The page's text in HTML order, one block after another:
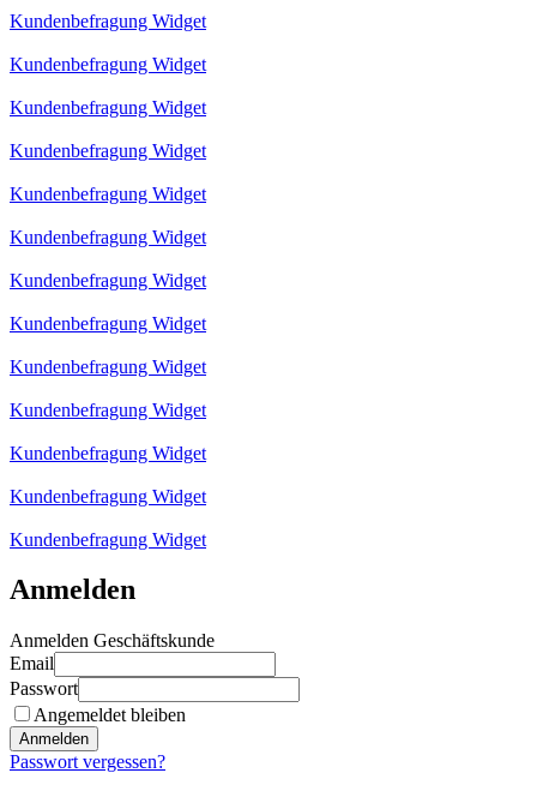
Kundenbefragung Widget
Kundenbefragung Widget
Kundenbefragung Widget
Kundenbefragung Widget
Kundenbefragung Widget
Kundenbefragung Widget
Kundenbefragung Widget
Kundenbefragung Widget
Kundenbefragung Widget
Kundenbefragung Widget
Kundenbefragung Widget
Kundenbefragung Widget
Kundenbefragung Widget
Anmelden
Anmelden Geschäftskunde
Email
Passwort
Angemeldet bleiben
Anmelden
Passwort vergessen?